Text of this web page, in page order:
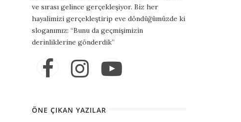
ve sırası gelince gerçekleşiyor. Biz her
hayalimizi gerçekleştirip eve döndüğümüzde ki
sloganımız: “Bunu da geçmişimizin
derinliklerine gönderdik”
ÖNE ÇIKAN YAZILAR